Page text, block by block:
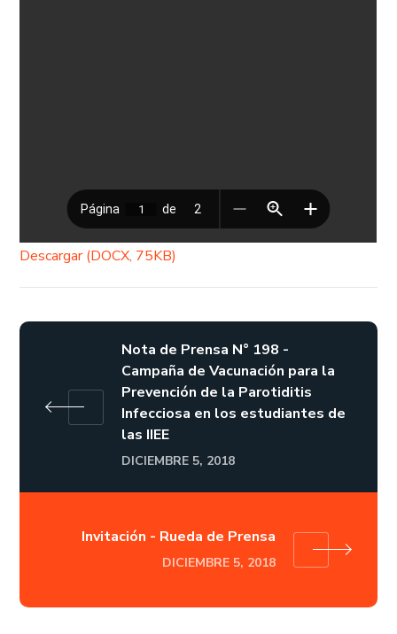
Descargar (DOCX, 75KB)
Nota de Prensa N° 198 -
Campaña de Vacunación para la
Prevención de la Parotiditis
Infecciosa en los estudiantes de
las IIEE
DICIEMBRE 5, 2018
Invitación - Rueda de Prensa
DICIEMBRE 5, 2018